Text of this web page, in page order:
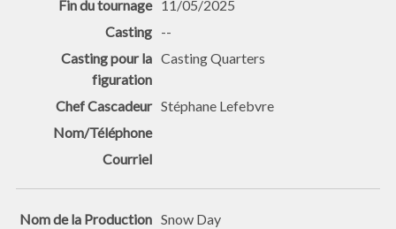
11/05/2025
--
Casting Quarters
Stéphane Lefebvre
Snow Day